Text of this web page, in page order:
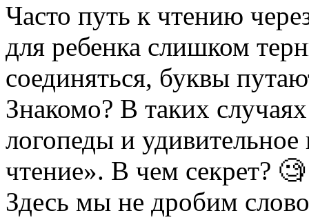
Часто путь к чтению
для ребенка слишком
соединяться, буквы
Знакомо? В таких
логопеды и
чтение». В чем секрет?
Здесь мы не дробим